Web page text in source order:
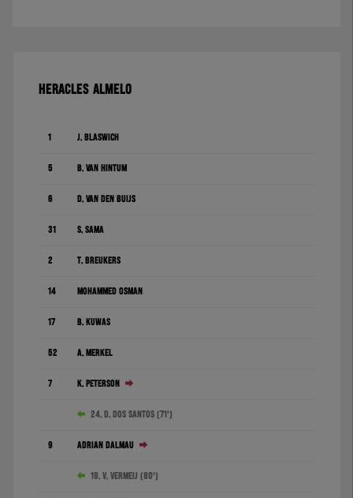
HERACLES ALMELO
1 J. Blaswich
5 B. van Hintum
6 D. Van den Buijs
31 S. Sama
2 T. Breukers
14 Mohammed Osman
17 B. Kuwas
52 A. Merkel
7 K. Peterson
24. D. dos Santos (71')
9 Adrián Dalmau
19. V. Vermeij (80')